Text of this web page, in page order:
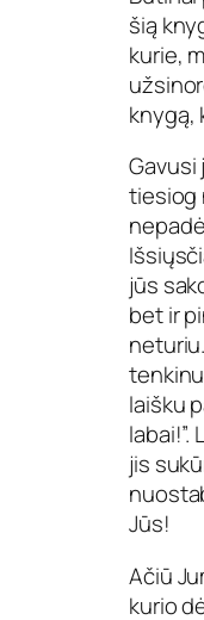
šią
kurie,
knygą,
Gavusi
tiesiog
jūs
bet ir
laišku
labai!”.
jis
Jūs!
Ačiū
kurio